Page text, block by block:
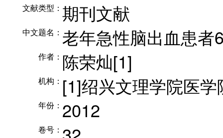
文献类型： 期刊文献
中文题名： 老年急性脑出血患者
作者： 陈荣灿[1]
机构： [1]绍兴文理学院医学
年份： 2012
卷号：